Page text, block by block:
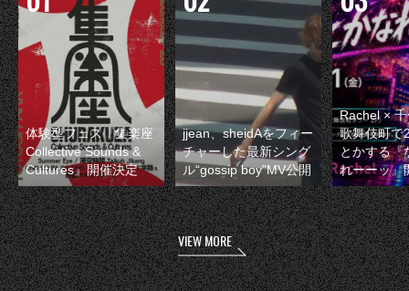
体験型フェス『集楽座
Collective Sounds &
Cultures』開催決定
jjean、sheidAをフィー
チャーした最新シング
ル“gossip boy”MV公開
Rachel ×
歌舞伎町で
とかする『
れーーッ』
VIEW MORE